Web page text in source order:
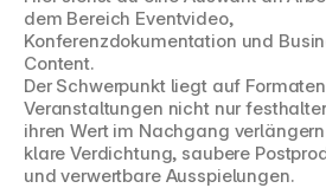
dem Bereich Eventvideo,
Konferenzdokumentation und
Content.
Der Schwerpunkt liegt auf
Veranstaltungen nicht nur
ihren Wert im Nachgang
klare Verdichtung, saubere
und verwertbare Ausspielungen.